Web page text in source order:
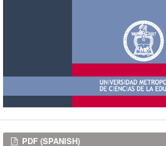
Downloads
PDF (SPANISH)